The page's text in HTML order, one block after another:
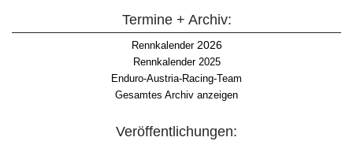
Termine + Archiv:
Rennkalender2026
Rennkalender 2025
Enduro-Austria-Racing-Team
Gesamtes Archiv anzeigen
Veröffentlichungen: